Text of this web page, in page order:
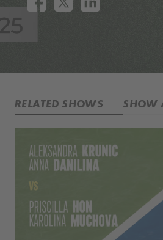
RELATED SHOWS SHOW